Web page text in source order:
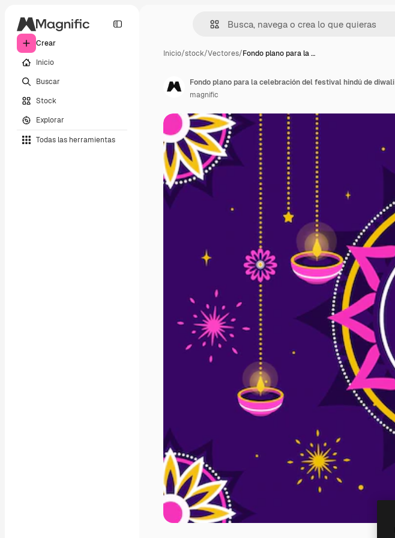
Crear
Inicio
Buscar
Stock
Explorar
Todas las herramientas
Inicio/stock/Vectores/Fondo plano para la …
Fondo plano para la celebración del festival hindú de diwali
magnific